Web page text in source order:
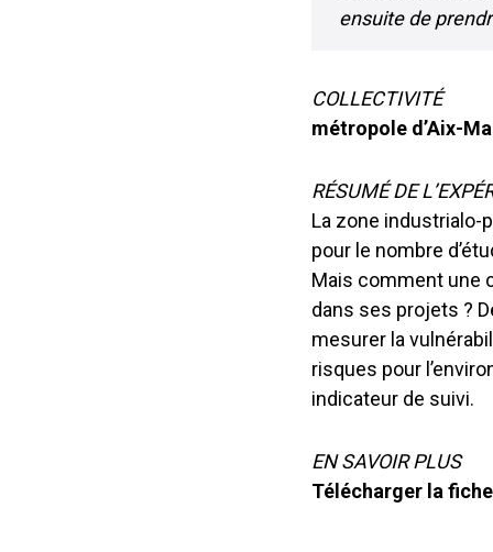
ensuite de
COLLECTIVITÉ
métropole d’Aix-
RÉSUMÉ DE
La zone industrialo-
pour le nombre
Mais comment une
dans ses projets ?
mesurer la
risques pour
indicateur de suivi.
EN SAVOIR PLUS
Télécharger la